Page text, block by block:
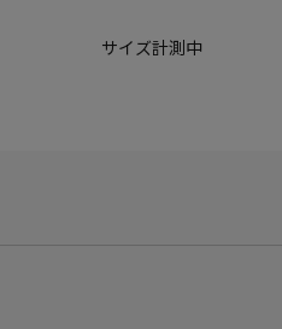
サイズ計測中